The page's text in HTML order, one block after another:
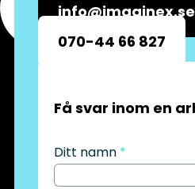
info@imaginex.se
070-44 66 827
Få svar inom en
Ditt namn *